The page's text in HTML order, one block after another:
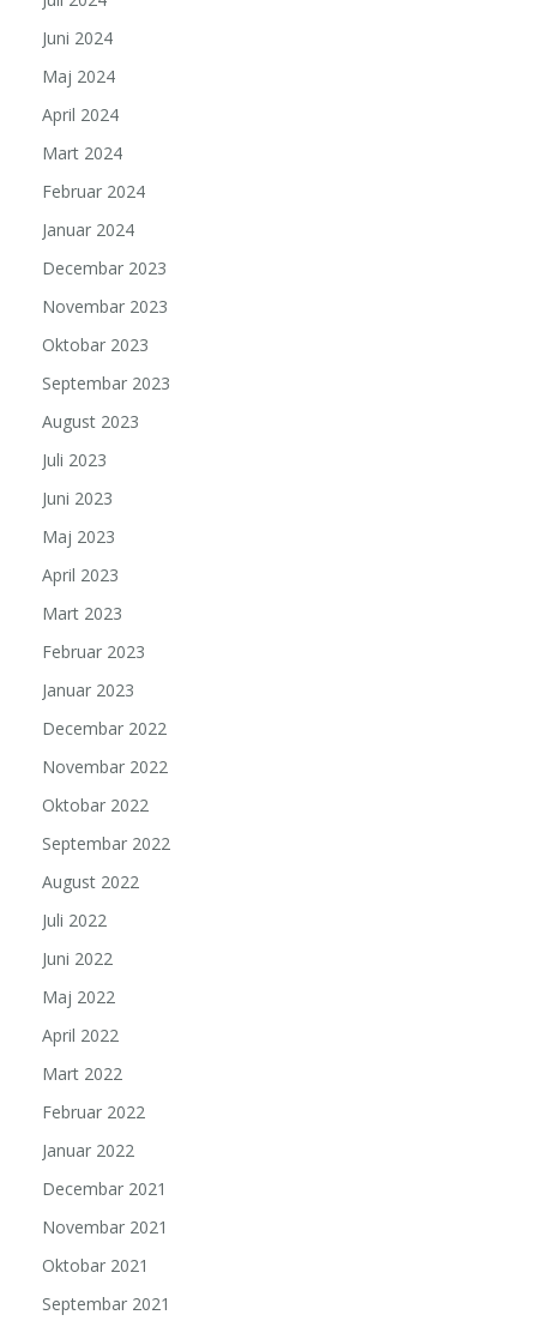
Juni 2024
Maj 2024
April 2024
Mart 2024
Februar 2024
Januar 2024
Decembar 2023
Novembar 2023
Oktobar 2023
Septembar 2023
August 2023
Juli 2023
Juni 2023
Maj 2023
April 2023
Mart 2023
Februar 2023
Januar 2023
Decembar 2022
Novembar 2022
Oktobar 2022
Septembar 2022
August 2022
Juli 2022
Juni 2022
Maj 2022
April 2022
Mart 2022
Februar 2022
Januar 2022
Decembar 2021
Novembar 2021
Oktobar 2021
Septembar 2021